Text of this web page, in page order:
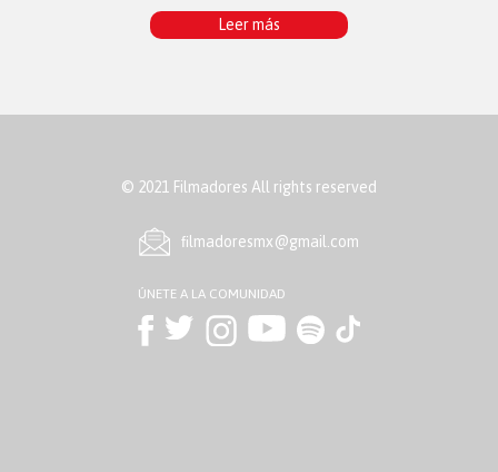
Leer más
© 2021 Filmadores All rights reserved
ﬁlmadoresmx@gmail.com
ÚNETE A LA COMUNIDAD